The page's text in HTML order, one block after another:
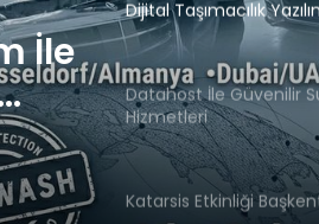
İle
Dijital Taşımacılık
Datahost İle Güvenilir
Hizmetleri
Katarsis Etkinliği